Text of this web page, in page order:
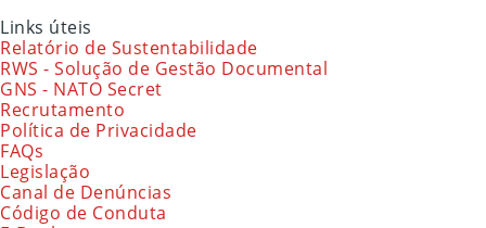
Links úteis
Relatório de Sustentabilidade
RWS - Solução de Gestão Documental
GNS - NATO Secret
Recrutamento
Política de Privacidade
FAQs
Legislação
Canal de Denúncias
Código de Conduta